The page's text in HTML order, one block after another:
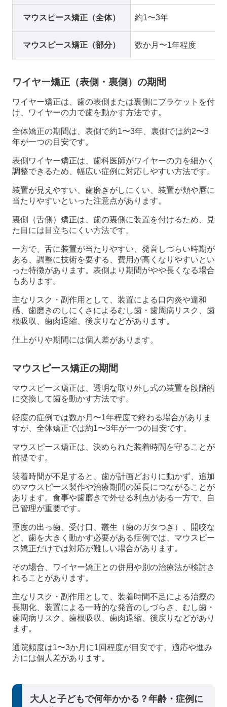
マウスピース矯正（全体） 約1〜3年
マウスピース矯正（部分） 数か月〜1年程度
ワイヤー矯正（表側・裏側）の期間
ワイヤー矯正は、歯の表側または裏側にブラケットを付
け、ワイヤーの力で歯を動かす方法です。
全体矯正の期間は、表側で約1〜3年、裏側では約2〜3
年が一つの目安です。
表側ワイヤー矯正は、歯科医師がワイヤーの力を細かく
調整できるため、幅広い症例に対応しやすい方法です。
装置が見えやすい、歯磨きがしにくい、装置が頬や唇に
当たりやすいといった注意点があります。
裏側（舌側）矯正は、歯の裏側に装置を付けるため、見
た目には目立ちにくい方法です。
一方で、舌に装置が当たりやすい、発音しづらい時期が
ある、調整に技術を要する、費用が高くなりやすいとい
った特徴があります。表側より期間がやや長くなる場合
もあります。
主なリスク・副作用として、装置による口内炎や違和
感、歯磨きのしにくさによるむし歯・歯周病リスク、歯
根吸収、歯肉退縮、後戻りなどがあります。
仕上がりや期間には個人差があります。
マウスピース矯正の期間
マウスピース矯正は、透明な取り外し式の装置を段階的
に交換して歯を動かす方法です。
軽度の症例では数か月〜1年程度で終わる場合がありま
すが、全体矯正では約1〜3年が一つの目安です。
マウスピース矯正は、決められた装着時間を守ることが
前提です。
装着時間が不足すると、歯が計画どおりに動かず、追加
のマウスピース製作や治療期間の延長につながることが
あります。食事や歯磨きで外せる利点がある一方で、自
己管理が重要です。
重度の出っ歯、受け口、叢生（歯のガタつき）、開咬な
ど、歯を大きく動かす必要がある症例では、マウスピー
ス矯正だけでは対応が難しい場合があります。
その場合、ワイヤー矯正との併用や別の治療法が検討さ
れることがあります。
主なリスク・副作用として、装着時間不足による治療の
長期化、装置による一時的な発音のしづらさ、むし歯・
歯周病リスク、歯根吸収、歯肉退縮、後戻りなどがあり
ます。
通院頻度は1〜3か月に1回程度が目安です。適応や進み
方には個人差があります。
大人と子どもで何年かかる？年齢・症例に